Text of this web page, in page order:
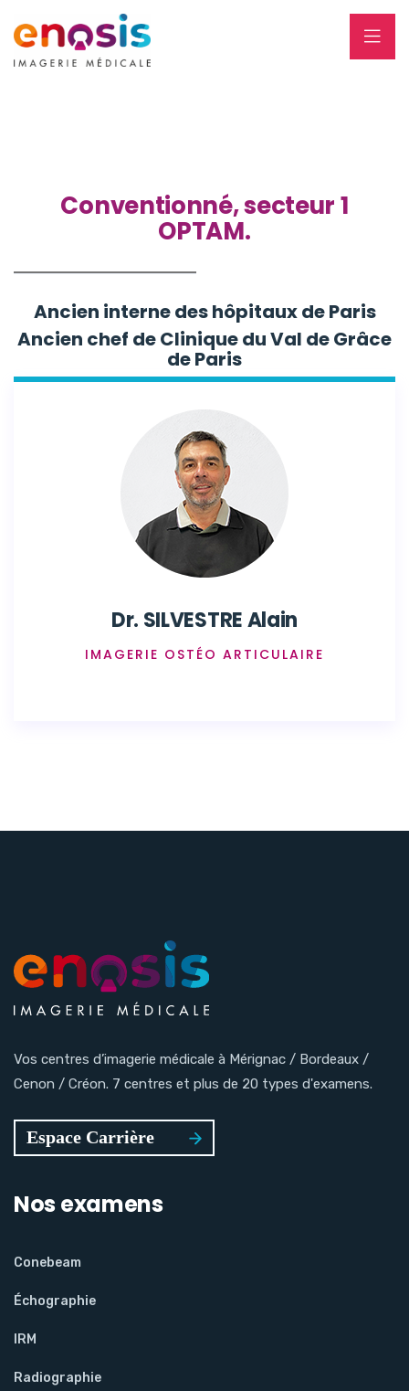
Conventionné, secteur 1
OPTAM.
Ancien interne des hôpitaux de Paris
Ancien chef de Clinique du Val de Grâce
de Paris
Dr. SILVESTRE Alain
IMAGERIE OSTÉO ARTICULAIRE
Vos centres d’imagerie médicale à Mérignac / Bordeaux /
Cenon / Créon. 7 centres et plus de 20 types d'examens.
Nos examens
Conebeam
Échographie
IRM
Radiographie